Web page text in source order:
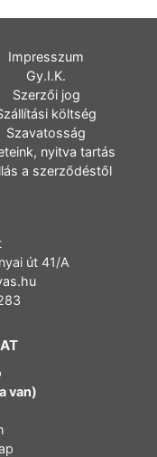
Impresszum
Gy.I.K.
Szerzői jog
költség
Szavatosság
nyitva tartás
a szerződéstől
út 41/A
van)